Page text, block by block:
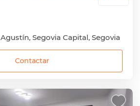
Segovia Capital, Segovia
Contactar